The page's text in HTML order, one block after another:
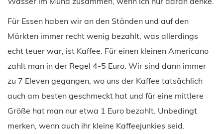
Für Essen haben wir an den Ständen und auf den
Märkten immer recht wenig bezahlt, was allerdings
echt teuer war, ist Kaffee. Für einen kleinen Americano
zahlt man in der Regel 4-5 Euro. Wir sind dann immer
zu 7 Eleven gegangen, wo uns der Kaffee tatsächlich
auch am besten geschmeckt hat und für eine mittlere
Größe hat man nur etwa 1 Euro bezahlt. Unbedingt
merken, wenn auch ihr kleine Kaffeejunkies seid.